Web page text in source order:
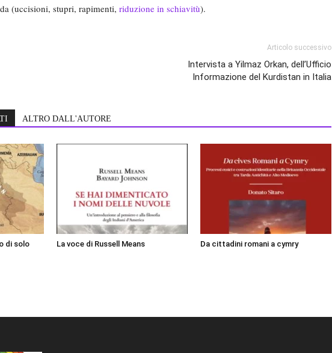
(uccisioni, stupri, rapimenti, riduzione in schiavitù).
Articolo successivo
Intervista a Yilmaz Orkan, dell’Ufficio
Informazione del Kurdistan in Italia
ALTRO DALL'AUTORE
di solo
La voce di Russell Means Da cittadini romani a cymry